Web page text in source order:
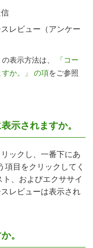
レビュー（アンケー
表示方法は、
「コー
か。」 の項をご参照
示されますか。
ックし、一番下にあ
項目をクリックしてく
、およびエクササイ
レビューは表示され
。